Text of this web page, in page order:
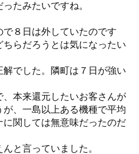
たみたいですね。
８日は外していたのです
らだろうとは気になったい
でした。隣町は７日が強い
本来還元したいお客さんが
、一島以上ある機種で平均
に関しては無意味だったのだ
と言っていました。